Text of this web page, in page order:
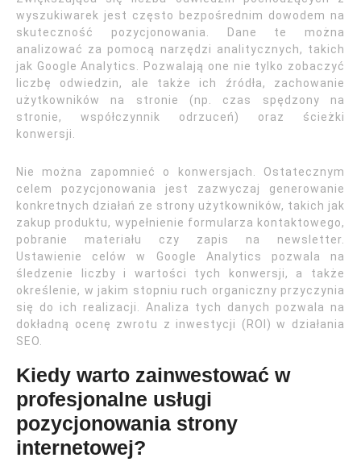
wyszukiwarek jest często bezpośrednim dowodem na
skuteczność pozycjonowania. Dane te można
analizować za pomocą narzędzi analitycznych, takich
jak Google Analytics. Pozwalają one nie tylko zobaczyć
liczbę odwiedzin, ale także ich źródła, zachowanie
użytkowników na stronie (np. czas spędzony na
stronie, współczynnik odrzuceń) oraz ścieżki
konwersji.
Nie można zapomnieć o konwersjach. Ostatecznym
celem pozycjonowania jest zazwyczaj generowanie
konkretnych działań ze strony użytkowników, takich jak
zakup produktu, wypełnienie formularza kontaktowego,
pobranie materiału czy zapis na newsletter.
Ustawienie celów w Google Analytics pozwala na
śledzenie liczby i wartości tych konwersji, a także
określenie, w jakim stopniu ruch organiczny przyczynia
się do ich realizacji. Analiza tych danych pozwala na
dokładną ocenę zwrotu z inwestycji (ROI) w działania
SEO.
Kiedy warto zainwestować w
profesjonalne usługi
pozycjonowania strony
internetowej?